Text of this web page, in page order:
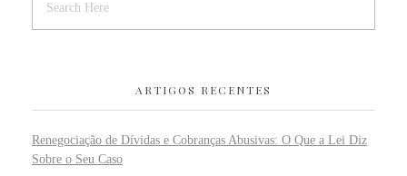
ARTIGOS RECENTES
Renegociação de Dívidas e Cobranças Abusivas: O Que a Lei Diz
Sobre o Seu Caso